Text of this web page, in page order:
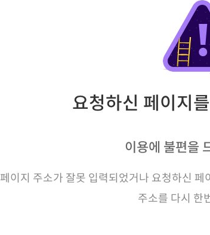
요청하신 페이지
이용에 불편을
페이지 주소가 잘못 입력되었거나 요청하신
주소를 다시 한